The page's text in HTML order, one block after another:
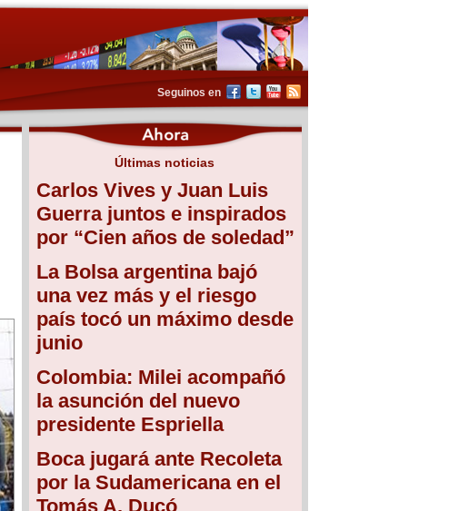
Seguinos en
Últimas noticias
Carlos Vives y Juan Luis
Guerra juntos e inspirados
por “Cien años de soledad”
La Bolsa argentina bajó
una vez más y el riesgo
país tocó un máximo desde
junio
Colombia: Milei acompañó
la asunción del nuevo
presidente Espriella
Boca jugará ante Recoleta
por la Sudamericana en el
Tomás A. Ducó